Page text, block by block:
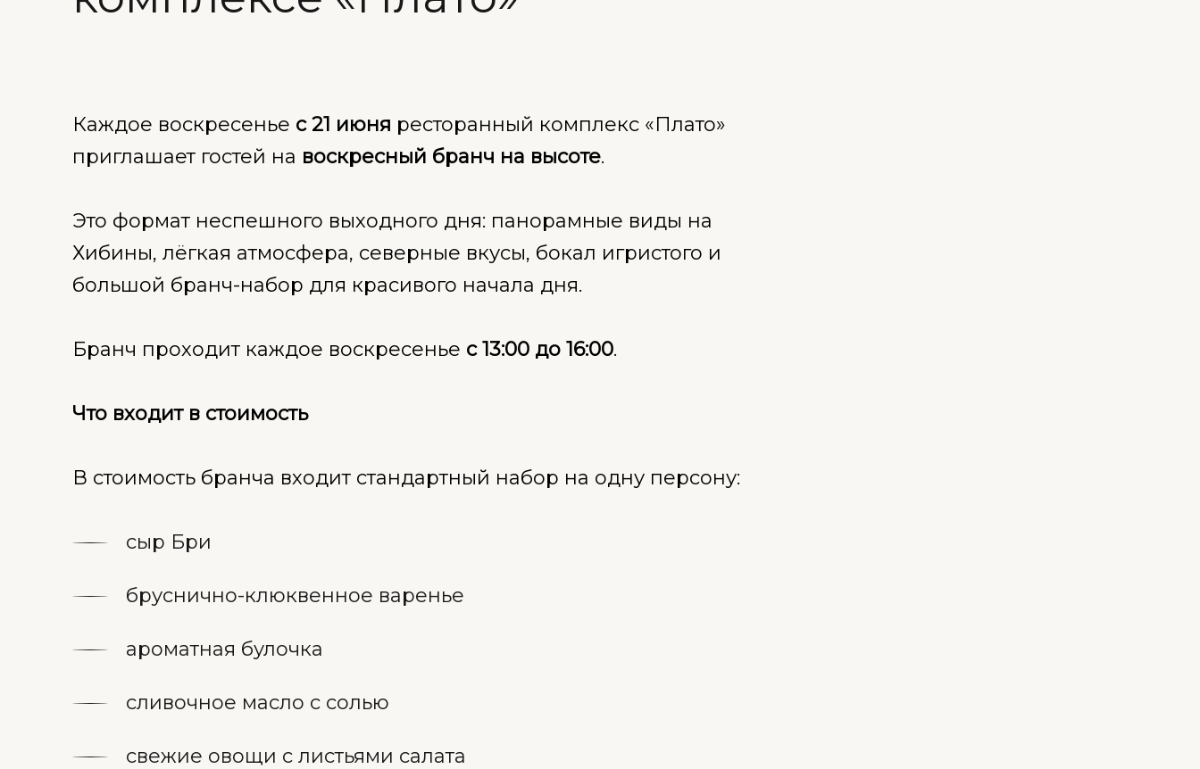
Каждое воскресенье с 21 июня ресторанный комплекс «Плато»
приглашает гостей на воскресный бранч на высоте.
Это формат неспешного выходного дня: панорамные виды на
Хибины, лёгкая атмосфера, северные вкусы, бокал игристого и
большой бранч-набор для красивого начала дня.
Бранч проходит каждое воскресенье с 13:00 до 16:00.
Что входит в стоимость
В стоимость бранча входит стандартный набор на одну персону:
сыр Бри
бруснично-клюквенное варенье
ароматная булочка
сливочное масло с солью
свежие овощи с листьями салата